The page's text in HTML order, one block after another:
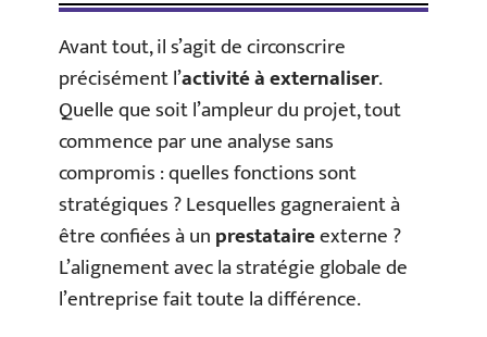
Avant tout, il s’agit de circonscrire
précisément l’activité à externaliser.
Quelle que soit l’ampleur du projet, tout
commence par une analyse sans
compromis : quelles fonctions sont
stratégiques ? Lesquelles gagneraient à
être confiées à unprestataireexterne ?
L’alignement avec la stratégie globale de
l’entreprise fait toute la différence.